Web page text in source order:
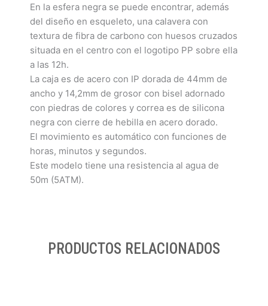
En la esfera negra se puede encontrar, además
del diseño en esqueleto, una calavera con
textura de fibra de carbono con huesos cruzados
situada en el centro con el logotipo PP sobre ella
a las 12h.
La caja es de acero con IP dorada de 44mm de
ancho y 14,2mm de grosor con bisel adornado
con piedras de colores y correa es de silicona
negra con cierre de hebilla en acero dorado.
El movimiento es automático con funciones de
horas, minutos y segundos.
Este modelo tiene una resistencia al agua de
50m (5ATM).
PRODUCTOS RELACIONADOS